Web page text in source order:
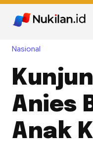
Nasional
Anies
Anak